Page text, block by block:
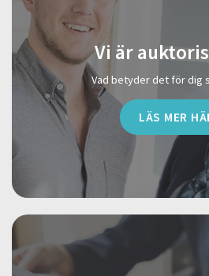
Vi är
Vad betyder det för dig
LÄS MER